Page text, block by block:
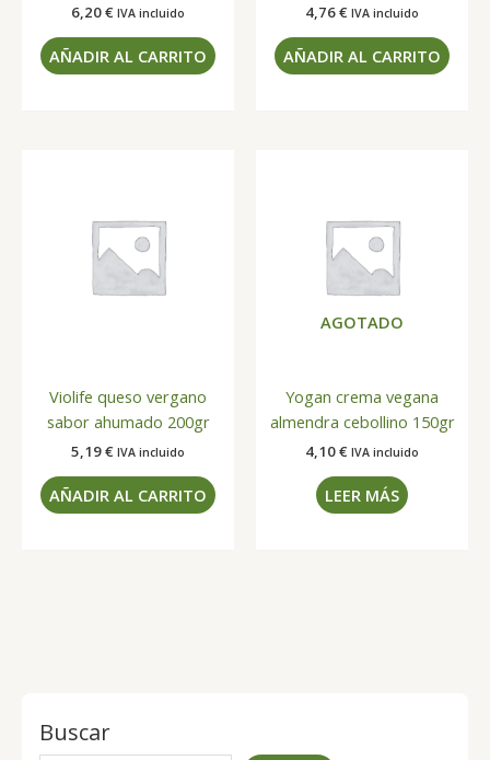
Buscar
6,20€ IVA incluido
AÑADIR AL CARRITO
4,76€ IVA incluido
AÑADIR AL CARRITO
Violife queso vergano
sabor ahumado 200gr
5,19€ IVA incluido
AÑADIR AL CARRITO
AGOTADO
Yogan crema vegana
almendra cebollino 150gr
4,10€ IVA incluido
LEER MÁS